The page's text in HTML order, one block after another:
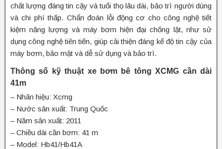
chất lượng đáng tin cậy và tuổi thọ lâu dài, bảo trì người dùng
và chi phí thấp. Chẩn đoán lỗi động cơ cho công nghệ tiết
kiệm năng lượng và máy bơm hiện đại chống lật, như sử
dụng công nghệ tiên tiến, giúp cải thiện đáng kể độ tin cậy của
máy bơm, bảo mật và dễ sử dụng và bảo trì.
Thông số kỹ thuật xe bơm bê tông XCMG cần dài
41m
– Nhãn hiệu: Xcmg
– Nước sản xuất: Trung Quốc
– Năm sản xuất: 2011
– Chiều dài cần bơm: 41 m
– Model: Hb41/Hb41A